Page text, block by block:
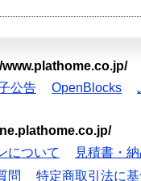
www.plathome.co.jp/
公告 OpenBlocks
について
見積書・
問
特定商取引法に